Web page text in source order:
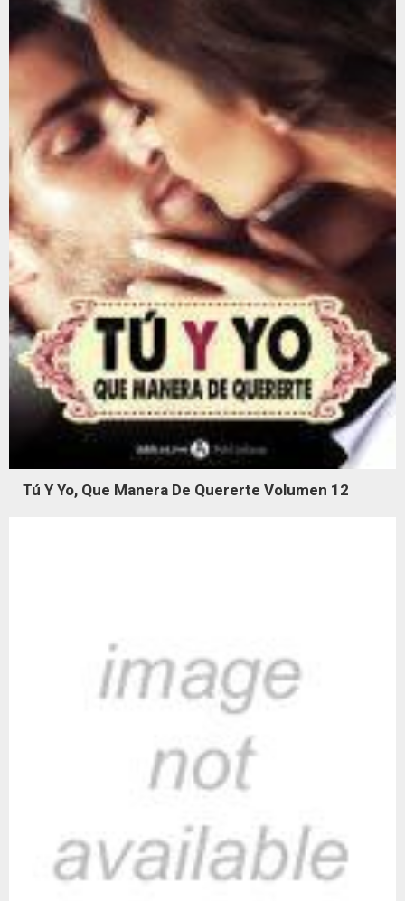
Tú Y Yo, Que Manera De Quererte Volumen 12